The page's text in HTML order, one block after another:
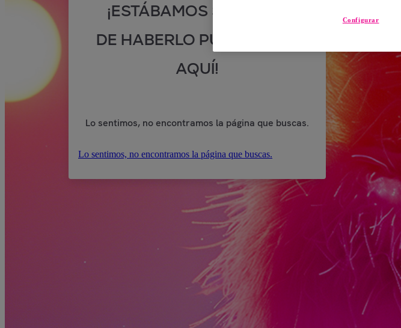
¡ESTÁBAMOS SEGUROS
DE HABERLO PUESTO POR
AQUÍ!
Lo sentimos, no encontramos la página que buscas.
Lo sentimos, no encontramos la página que buscas.
Configurar